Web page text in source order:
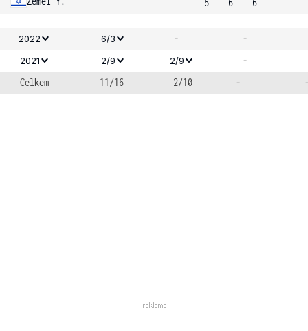
5
6
6
2022 6/3 - -
2021 2/9 2/9
-
Celkem
11/16 2/10 -